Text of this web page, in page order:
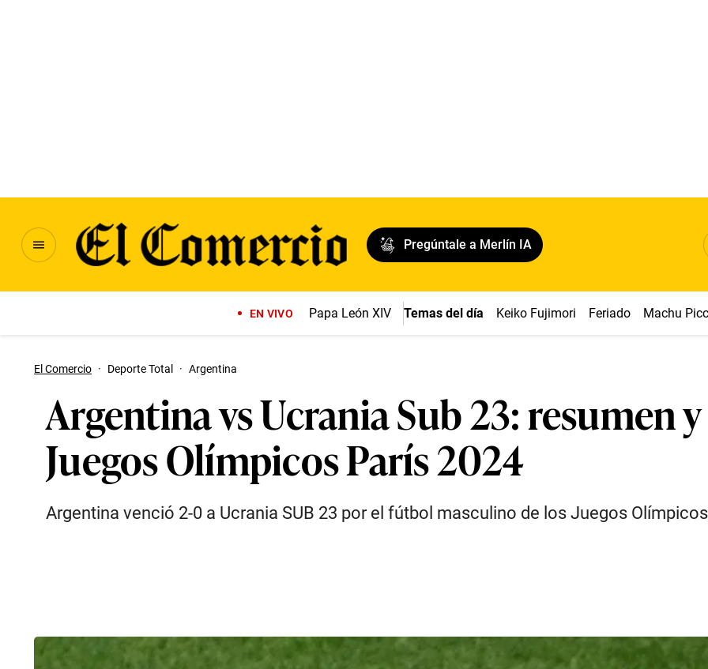
Pregúntale a Merlín IA
EN VIVO Papa León XIV Temas del día Keiko Fujimori Feriado Machu
El Comercio · Deporte Total · Argentina
Argentina vs Ucrania Sub 23: resumen
Juegos Olímpicos París 2024
Argentina venció 2-0 a Ucrania SUB 23 por el fútbol masculino de los Juegos